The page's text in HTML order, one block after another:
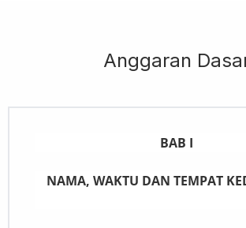
Anggaran
BAB I
NAMA, WAKTU DAN TEMPAT